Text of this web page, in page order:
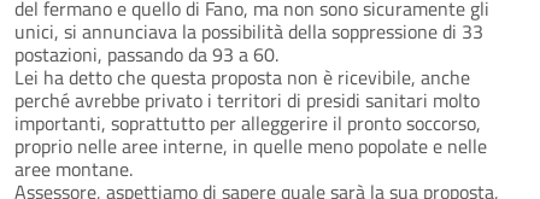
del fermano e quello di Fano, ma non sono sicuramente gli
unici, si annunciava la possibilità della soppressione di 33
postazioni, passando da 93 a 60.
Lei ha detto che questa proposta non è ricevibile, anche
perché avrebbe privato i territori di presidi sanitari molto
importanti, soprattutto per alleggerire il pronto soccorso,
proprio nelle aree interne, in quelle meno popolate e nelle
aree montane.
Assessore, aspettiamo di sapere quale sarà la sua proposta,